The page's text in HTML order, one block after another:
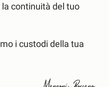
continuità del tuo
i custodi della tua